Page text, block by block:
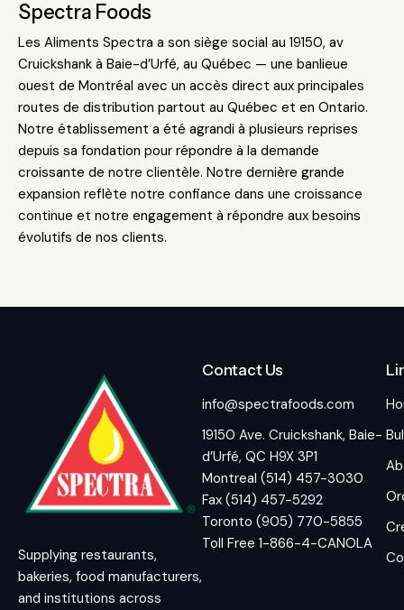
Spectra Foods
Les Aliments Spectra a son siège social au 19150, av
Cruickshank à Baie-d’Urfé, au Québec — une banlieue
ouest de Montréal avec un accès direct aux principales
routes de distribution partout au Québec et en Ontario.
Notre établissement a été agrandi à plusieurs reprises
depuis sa fondation pour répondre à la demande
croissante de notre clientèle. Notre dernière grande
expansion reflète notre confiance dans une croissance
continue et notre engagement à répondre aux besoins
évolutifs de nos clients.
Supplying restaurants,
bakeries, food manufacturers,
and institutions across
Contact Us
info@spectrafoods.com
19150 Ave. Cruickshank, Baie-
d’Urfé, QC H9X 3P1
Montreal (514) 457-3030
Fax (514) 457-5292
Toronto (905) 770-5855
Toll Free 1-866-4-CANOLA